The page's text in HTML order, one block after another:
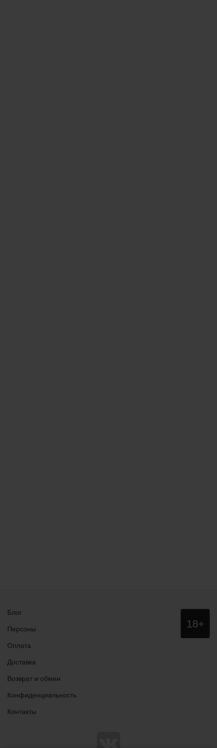
Блог
Персоны
Оплата
Доставка
Возврат и обмен
Конфиденциальность
Контакты
18+
сайт НЕ
для